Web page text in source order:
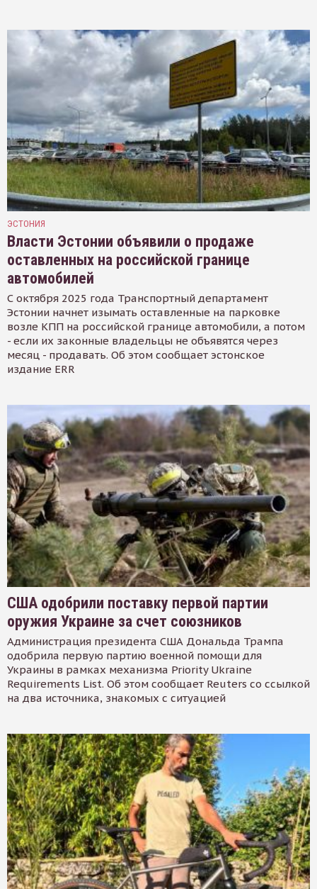
ЭСТОНИЯ
Власти Эстонии объявили о продаже
оставленных на российской границе
автомобилей
С октября 2025 года Транспортный департамент
Эстонии начнет изымать оставленные на парковке
возле КПП на российской границе автомобили, а потом
- если их законные владельцы не объявятся через
месяц - продавать. Об этом сообщает эстонское
издание ERR
США одобрили поставку первой партии
оружия Украине за счет союзников
Администрация президента США Дональда Трампа
одобрила первую партию военной помощи для
Украины в рамках механизма Priority Ukraine
Requirements List. Об этом сообщает Reuters со ссылкой
на два источника, знакомых с ситуацией